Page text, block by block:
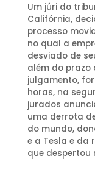
Um júri do
Califórnia,
processo
no qual a
desviado de
além do prazo
julgamento,
horas, na
jurados
uma derrota
do mundo,
e a Tesla e da
que